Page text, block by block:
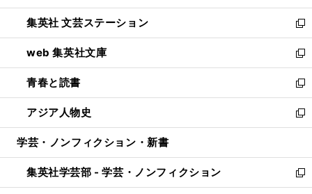
開
く
ウ
ィ
ン
ド
ウ
で
開
く
し
い
ウ
ィ
ン
ド
ウ
で
開
集英社 文芸ステーション
新
し
い
ウ
ィ
ン
ド
ウ
開
く
web 集英社文庫
新
し
い
ウ
ィ
ン
ウ
で
開
青春と読書
新
し
い
ウ
ン
ド
ウ
アジア人物史
新
し
ウ
ィ
ン
学芸・ノンフィクション・新書
集英社学芸部 - 学芸・ノンフィクション
新
し